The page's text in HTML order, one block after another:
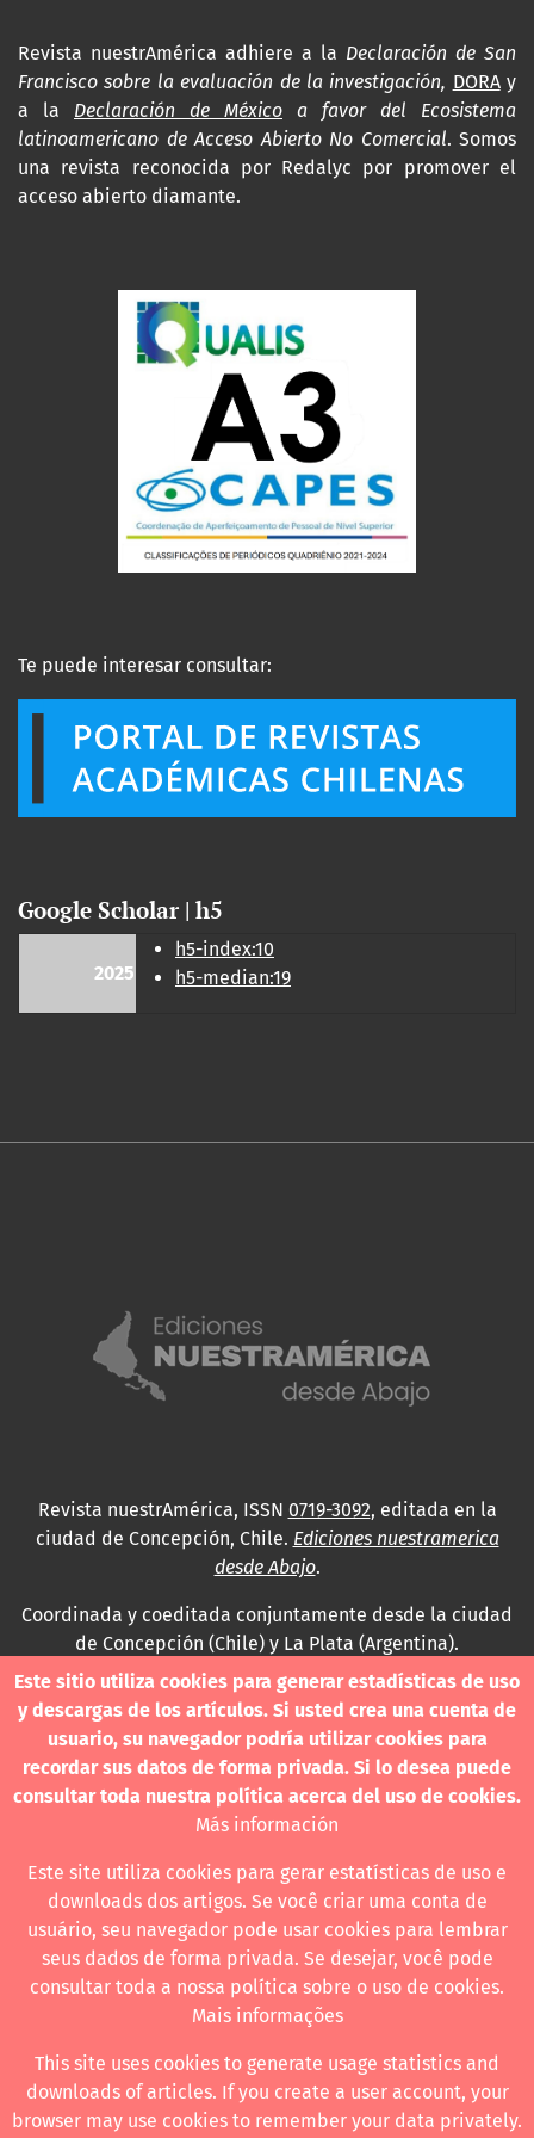
Revista nuestrAmérica adhiere a la Declaración de San
Francisco sobre la evaluación de la investigación, DORAy
a la Declaración de México a favor del Ecosistema
latinoamericano de Acceso Abierto No Comercial. Somos
una revista reconocida por Redalyc por promover el
acceso abierto diamante.
Te puede interesar consultar:
Google Scholar | h5
2025
h5-index:10
h5-median:19
Revista nuestrAmérica, ISSN 0719-3092, editada en la
ciudad de Concepción, Chile. Ediciones nuestramerica
desde Abajo.
Coordinada y coeditada conjuntamente desde la ciudad
de Concepción (Chile) y La Plata (Argentina).
Para consultas técnicas utilice
contacto@revistanuestramerica.cl
Toda comunicación respecto a los envíos se deben
realizar a través del OJS.
Revista nuestrAmérica publica exclusivamente bajo una
licencia internacional
Creative Commons Atribución-
NoComercial-CompartirIgual 4.0
Revista nuestrAmérica ha acordado usar el visor de JATS Studio
para publicar a partir de abril de 2026. Para obtener los formatos
Este sitio utiliza cookies para generar estadísticas de uso
y descargas de los artículos. Si usted crea una cuenta de
usuario, su navegador podría utilizar cookies para
recordar sus datos de forma privada. Si lo desea puede
consultar toda nuestra política acerca del uso de cookies.
Más información
Este site utiliza cookies para gerar estatísticas de uso e
downloads dos artigos. Se você criar uma conta de
usuário, seu navegador pode usar cookies para lembrar
seus dados de forma privada. Se desejar, você pode
consultar toda a nossa política sobre o uso de cookies.
Mais informações
This site uses cookies to generate usage statistics and
downloads of articles. If you create a user account, your
browser may use cookies to remember your data privately.